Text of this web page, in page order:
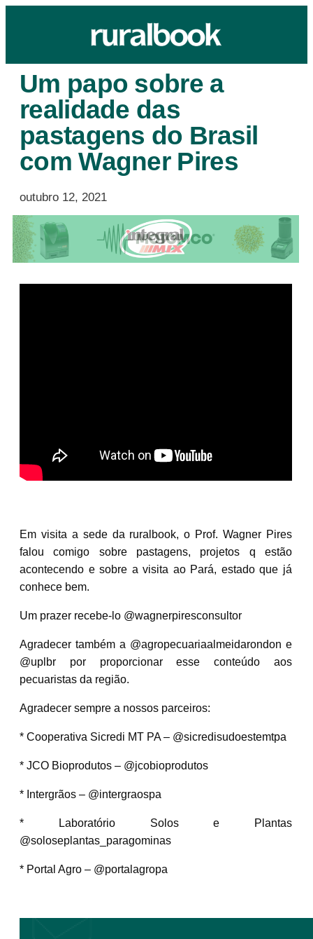
Um papo sobre a
realidade das
pastagens do Brasil
com Wagner Pires
outubro 12, 2021
Em visita a sede da ruralbook, o Prof. Wagner Pires
falou comigo sobre pastagens, projetos q estão
acontecendo e sobre a visita ao Pará, estado que já
conhece bem.
Um prazer recebe-lo @wagnerpiresconsultor
Agradecer também a @agropecuariaalmeidarondon e
@uplbr por proporcionar esse conteúdo aos
pecuaristas da região.
Agradecer sempre a nossos parceiros:
* Cooperativa Sicredi MT PA – @sicredisudoestemtpa
* JCO Bioprodutos – @jcobioprodutos
* Intergrãos – @intergraospa
* Laboratório Solos e Plantas
@soloseplantas_paragominas
* Portal Agro – @portalagropa